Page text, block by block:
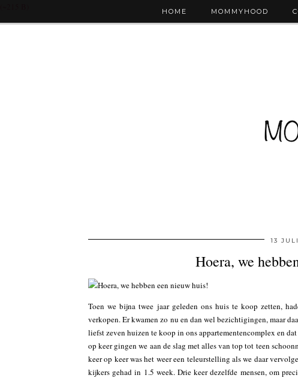
HOME MOMMYHOOD
13
Hoera, we
Toen we bijna twee jaar geleden ons huis te koop zetten,
verkopen. Er kwamen zo nu en dan wel bezichtigingen, maar
liefst zeven huizen te koop in ons appartementencomplex en
op keer gingen we aan de slag met alles van top tot teen
keer op keer was het weer een teleurstelling als we daar
kijkers gehad in 1.5 week. Drie keer dezelfde mensen, om